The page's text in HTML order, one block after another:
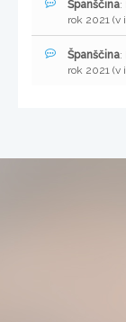
Španščina:
rok 2021 (v
Španščina:
rok 2021 (v